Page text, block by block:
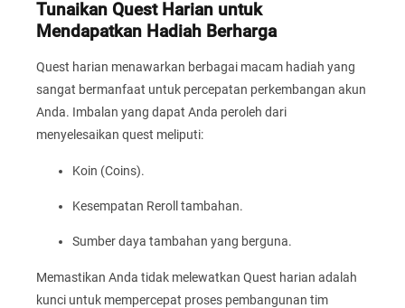
Tunaikan Quest Harian untuk
Mendapatkan Hadiah Berharga
Quest harian menawarkan berbagai macam hadiah yang
sangat bermanfaat untuk percepatan perkembangan akun
Anda. Imbalan yang dapat Anda peroleh dari
menyelesaikan quest meliputi:
Koin (Coins).
Kesempatan Reroll tambahan.
Sumber daya tambahan yang berguna.
Memastikan Anda tidak melewatkan Quest harian adalah
kunci untuk mempercepat proses pembangunan tim